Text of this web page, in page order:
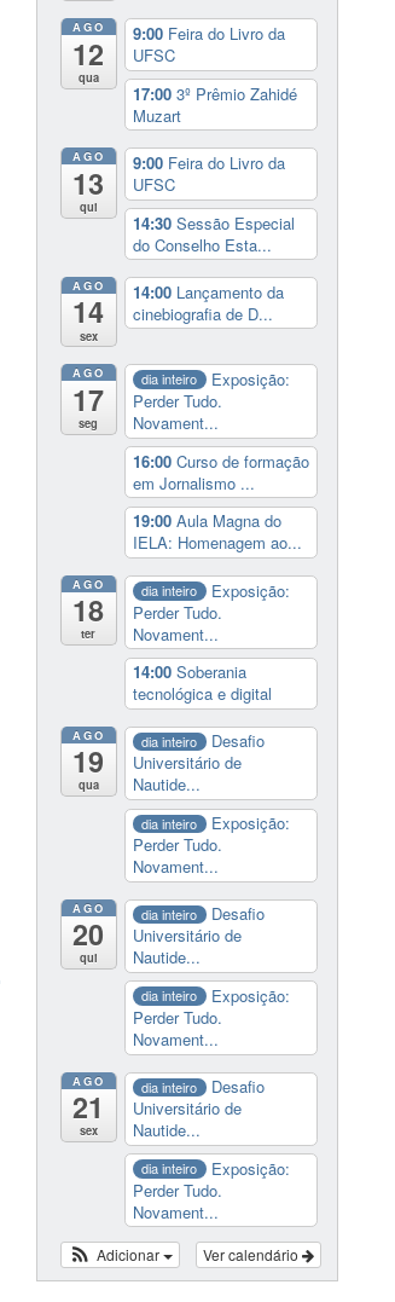
AGO
12
qua
9:00 Feira do Livro da
UFSC
17:00 3º Prêmio Zahidé
Muzart
AGO
13
qui
9:00 Feira do Livro da
UFSC
14:30 Sessão Especial
do Conselho Esta...
AGO
14
sex
14:00 Lançamento da
cinebiografia de D...
AGO
17
seg
dia inteiro
Exposição:
Perder Tudo.
Novament...
16:00 Curso de formação
em Jornalismo ...
19:00 Aula Magna do
IELA: Homenagem ao...
AGO
18
ter
dia inteiro
Exposição:
Perder Tudo.
Novament...
14:00 Soberania
tecnológica e digital
AGO
19
qua
dia inteiro
Desafio
Universitário de
Nautide...
dia inteiro
Exposição:
Perder Tudo.
Novament...
AGO
20
qui
dia inteiro
Desafio
Universitário de
Nautide...
dia inteiro
Exposição:
Perder Tudo.
Novament...
AGO
21
sex
dia inteiro
Desafio
Universitário de
Nautide...
dia inteiro
Exposição:
Perder Tudo.
Novament...
Ver calendário
Adicionar